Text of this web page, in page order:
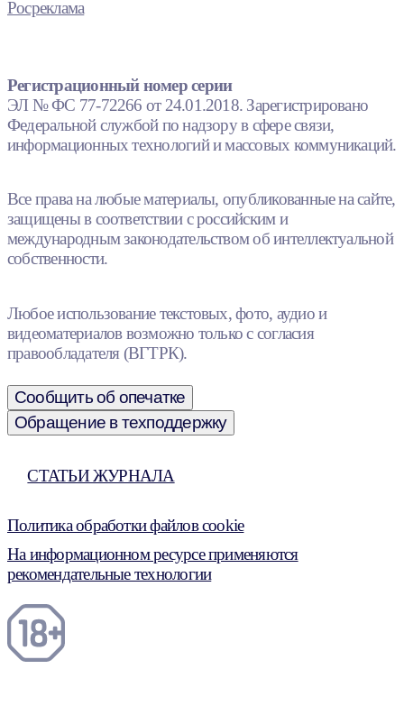
Росреклама
Регистрационный номер серии
ЭЛ № ФС 77-72266 от 24.01.2018. Зарегистрировано
Федеральной службой по надзору в сфере связи,
информационных технологий и массовых коммуникаций.
Все права на любые материалы, опубликованные на сайте,
защищены в соответствии с российским и
международным законодательством об интеллектуальной
собственности.
Любое использование текстовых, фото, аудио и
видеоматериалов возможно только с согласия
правообладателя (ВГТРК).
Сообщить об опечатке
Обращение в техподдержку
СТАТЬИ ЖУРНАЛА
Политика обработки файлов cookie
На информационном ресурсе применяются
рекомендательные технологии